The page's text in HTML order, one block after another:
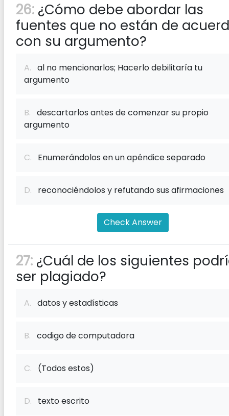
26: ¿Cómo debe abordar las
fuentes que no están de
con su argumento?
A. al no mencionarlos; Hacerlo debilitaría tu
argumento
B. descartarlos antes de comenzar su propio
argumento
C. Enumerándolos en un apéndice separado
D. reconociéndolos y refutando sus afirmaciones
Check Answer
27: ¿Cuál de los siguientes
ser plagiado?
A. datos y estadísticas
B. codigo de computadora
C. (Todos estos)
D. texto escrito